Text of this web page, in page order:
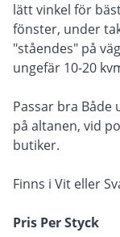
lätt vinkel för
fönster, under
"ståendes" på
ungefär 10-20
Passar bra
på altanen, vid
butiker.
Finns i Vit eller
Pris Per Styck